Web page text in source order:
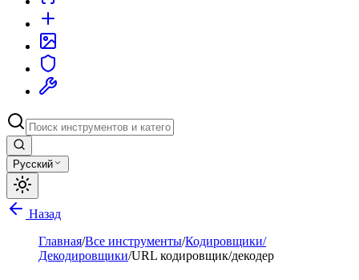
Русский
Назад
Главная/Все инструменты/Кодировщики/
Декодировщики/URL кодировщик/декодер